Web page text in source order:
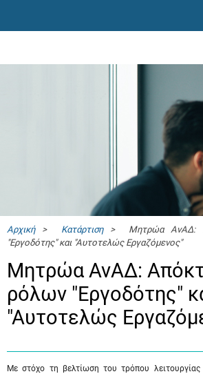
Αρχική> Κατάρτιση> Μητρώα ΑνΑΔ:
"Εργοδότης" και "Αυτοτελώς Eργαζόμενος"
Μητρώα ΑνΑΔ:
ρόλων "Εργοδότης"
"Αυτοτελώς
Με στόχο τη βελτίωση του τρόπου